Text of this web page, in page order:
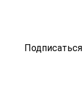
Подписаться